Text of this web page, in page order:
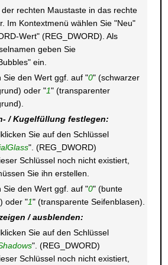
der rechten Maustaste in das rechte
Im Kontextmenü wählen Sie "Neu"
Wert" (REG_DWORD). Als
geben Sie
ein.
Sie den Wert ggf. auf "0" (schwarzer
oder "1" (transparenter
/ Kugelfüllung festlegen:
Sie auf den Schlüssel
". (REG_DWORD)
Schlüssel noch nicht existiert,
Sie ihn erstellen.
Sie den Wert ggf. auf "0" (bunte
oder "1" (transparente Seifenblasen).
/ ausblenden:
Sie auf den Schlüssel
". (REG_DWORD)
Schlüssel noch nicht existiert,